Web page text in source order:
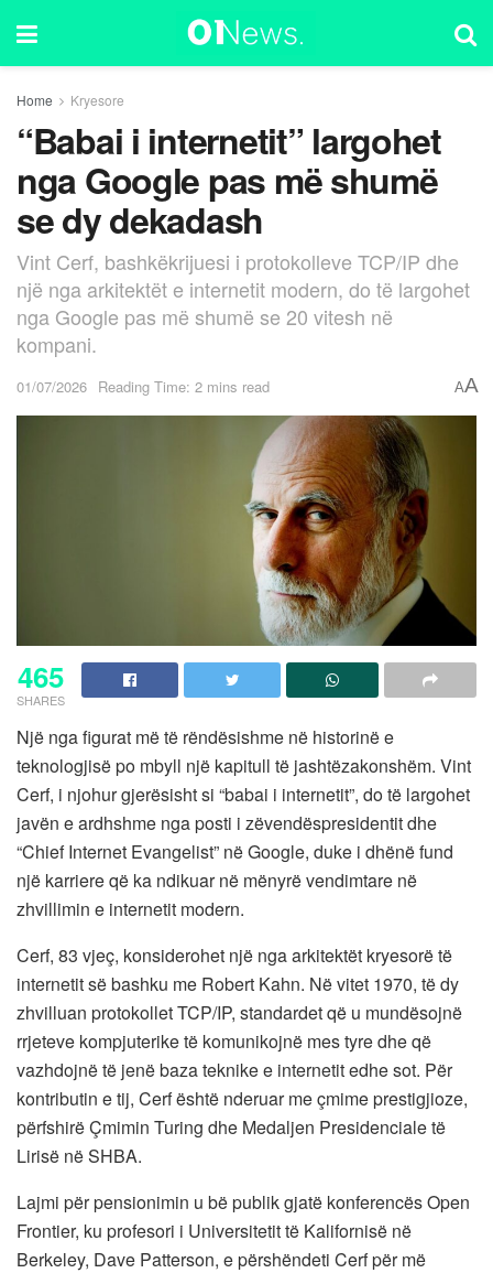
Home Kryesore
“Babai i internetit” largohet
nga Google pas më shumë
se dy dekadash
Vint Cerf, bashkëkrijuesi i protokolleve TCP/IP dhe
një nga arkitektët e internetit modern, do të largohet
nga Google pas më shumë se 20 vitesh në
kompani.
01/07/2026 Reading Time: 2 mins read AA
465
SHARES
Një nga figurat më të rëndësishme në historinë e
teknologjisë po mbyll një kapitull të jashtëzakonshëm. Vint
Cerf, i njohur gjerësisht si “babai i internetit”, do të largohet
javën e ardhshme nga posti i zëvendëspresidentit dhe
“Chief Internet Evangelist” në Google, duke i dhënë fund
një karriere që ka ndikuar në mënyrë vendimtare në
zhvillimin e internetit modern.
Cerf, 83 vjeç, konsiderohet një nga arkitektët kryesorë të
internetit së bashku me Robert Kahn. Në vitet 1970, të dy
zhvilluan protokollet TCP/IP, standardet që u mundësojnë
rrjeteve kompjuterike të komunikojnë mes tyre dhe që
vazhdojnë të jenë baza teknike e internetit edhe sot. Për
kontributin e tij, Cerf është nderuar me çmime prestigjioze,
përfshirë Çmimin Turing dhe Medaljen Presidenciale të
Lirisë në SHBA.
Lajmi për pensionimin u bë publik gjatë konferencës Open
Frontier, ku profesori i Universitetit të Kalifornisë në
Berkeley, Dave Patterson, e përshëndeti Cerf për më